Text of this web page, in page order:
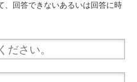
、回答できないあるいは回答に時